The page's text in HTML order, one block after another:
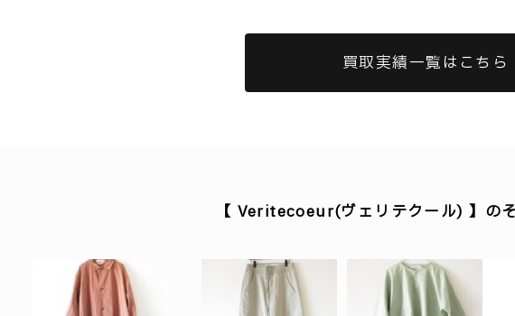
買取実績一覧はこちら
【 Veritecoeur(ヴェリテクール) 】の